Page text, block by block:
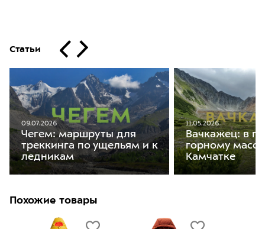
Статьи
09.07.2026
Чегем: маршруты для
треккинга по ущельям и к
ледникам
11.05.2026
Вачкажец: в
горному
Камчатке
Похожие товары